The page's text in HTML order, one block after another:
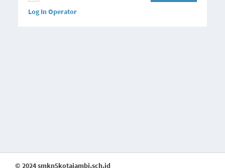
Log In Operator
© 2024 smkn5kotajambi.sch.id